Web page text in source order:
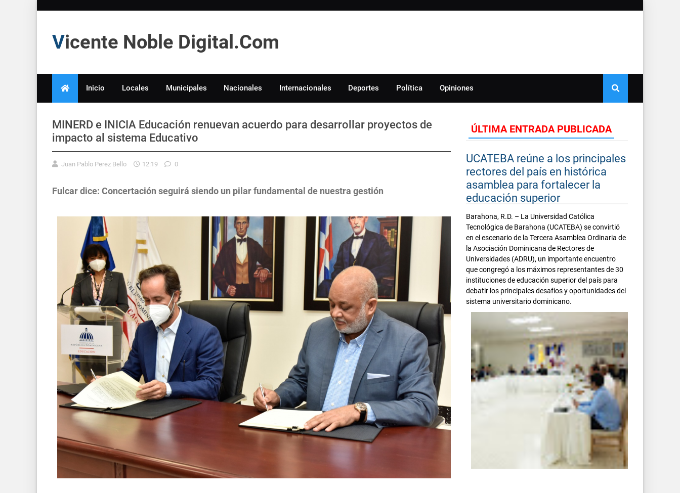
Vicente Noble Digital.Com
Inicio Locales Municipales Nacionales Internacionales Deportes Política Opiniones
MINERD e INICIA Educación renuevan acuerdo para desarrollar proyectos de
impacto al sistema Educativo
Juan Pablo Perez Bello 12:19 0
Fulcar dice: Concertación seguirá siendo un pilar fundamental de nuestra gestión
ÚLTIMA ENTRADA PUBLICADA
UCATEBA reúne a los principales
rectores del país en histórica
asamblea para fortalecer la
educación superior
Barahona, R.D. – La Universidad Católica
Tecnológica de Barahona (UCATEBA) se convirtió
en el escenario de la Tercera Asamblea Ordinaria de
la Asociación Dominicana de Rectores de
Universidades (ADRU), un importante encuentro
que congregó a los máximos representantes de 30
instituciones de educación superior del país para
debatir los principales desafíos y oportunidades del
sistema universitario dominicano.